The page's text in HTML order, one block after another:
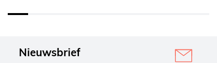
Nieuwsbrief